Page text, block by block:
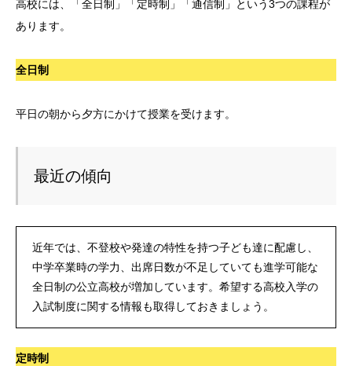
高校には、「全日制」「定時制」「通信制」という3つの課程が
あります。
全日制
平日の朝から夕方にかけて授業を受けます。
最近の傾向
近年では、不登校や発達の特性を持つ子ども達に配慮し、
中学卒業時の学力、出席日数が不足していても進学可能な
全日制の公立高校が増加しています。希望する高校入学の
入試制度に関する情報も取得しておきましょう。
定時制